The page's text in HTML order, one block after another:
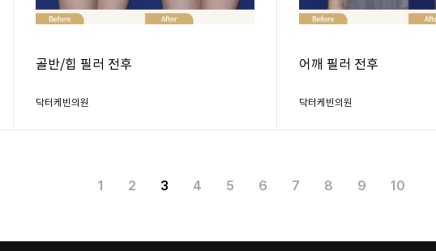
골반/힙 필러 전후
닥터케빈의원
어깨 필러 전후
닥터케빈의원
1 2 3 4 5 6 7 8 9 10